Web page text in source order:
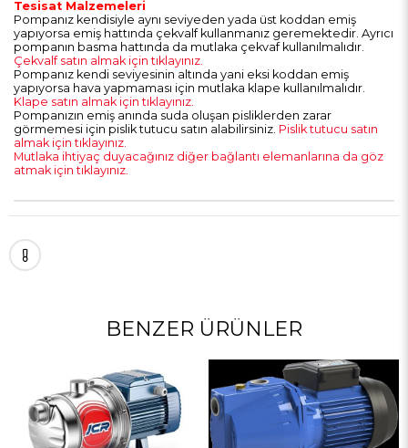
Tesisat Malzemeleri
Pompanız kendisiyle aynı seviyeden yada üst koddan emiş
yapıyorsa emiş hattında çekvalf kullanmanız geremektedir. Ayrıcı
pompanın basma hattında da mutlaka çekvaf kullanılmalıdır.
Çekvalf satın almak için tıklayınız.
Pompanız kendi seviyesinin altında yani eksi koddan emiş
yapıyorsa hava yapmaması için mutlaka klape kullanılmalıdır.
Klape satın almak için tıklayınız.
Pompanızın emiş anında suda oluşan pisliklerden zarar
görmemesi için pislik tutucu satın alabilirsiniz. Pislik tutucu satın
almak için tıklayınız.
Mutlaka ihtiyaç duyacağınız diğer bağlantı elemanlarına da göz
atmak için tıklayınız.
BENZER ÜRÜNLER